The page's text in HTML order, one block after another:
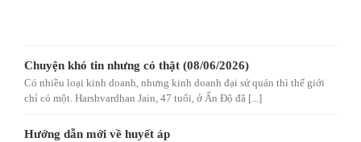
Chuyện khó tin nhưng có thật (08/06/2026)
Có nhiều loại kinh doanh, nhưng kinh doanh đại sứ quán thì thế giới
chỉ có một. Harshvardhan Jain, 47 tuổi, ở Ấn Độ đã [...]
Hướng dẫn mới về huyết áp